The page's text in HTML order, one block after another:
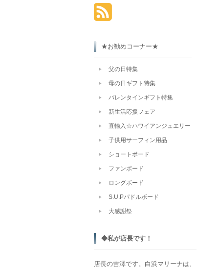
★お勧めコーナー★
父の日特集
母の日ギフト特集
バレンタインギフト特集
新生活応援フェア
直輸入☆ハワイアンジュエリー
子供用サーフィン用品
ショートボード
ファンボード
ロングボード
S.U.Pパドルボード
大感謝祭
◆私が店長です！
店長の吉澤です。白浜マリーナは、